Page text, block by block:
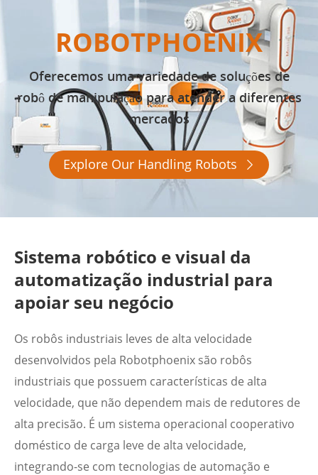
ROBOTPHOENIX
Oferecemos uma variedade de soluções de
robô de manipulação para atender a diferentes
mercados
Explore Our Handling Robots 
Sistema robótico e visual da
automatização industrial para
apoiar seu negócio
Os robôs industriais leves de alta velocidade
desenvolvidos pela Robotphoenix são robôs
industriais que possuem características de alta
velocidade, que não dependem mais de redutores de
alta precisão. É um sistema operacional cooperativo
doméstico de carga leve de alta velocidade,
integrando-se com tecnologias de automação e